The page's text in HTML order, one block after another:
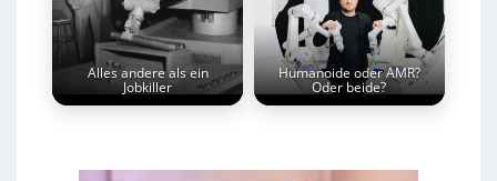
Alles andere als ein
Jobkiller
Humanoide oder AMR?
Oder beide?